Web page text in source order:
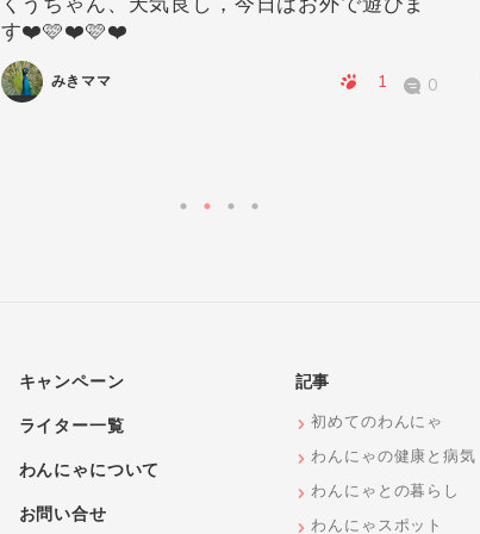
す❤️🩷❤️🩷❤️
みきママ 1 0
キャンペーン
ライター一覧
わんにゃについて
お問い合せ
記事
初めてのわんにゃ
わんにゃの健康と病気
わんにゃとの暮らし
わんにゃスポット